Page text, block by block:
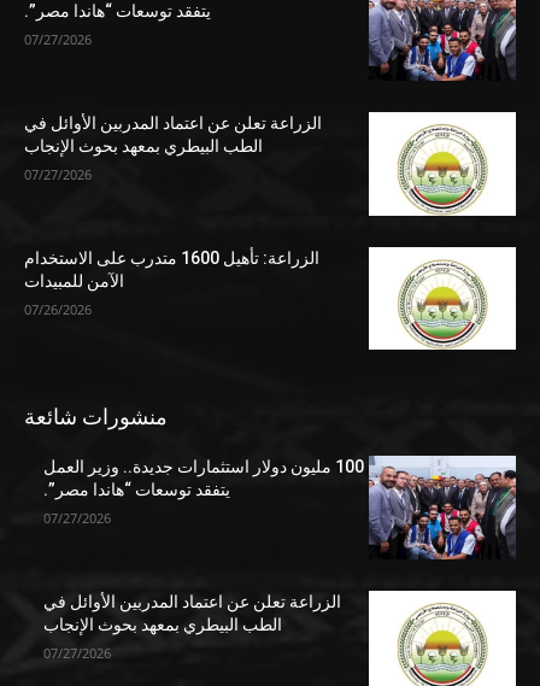
يتفقد توسعات “هاندا مصر”.
07/27/2026
الزراعة تعلن عن اعتماد المدربين الأوائل في
الطب البيطري بمعهد بحوث الإنجاب
07/27/2026
الزراعة: تأهيل 1600 متدرب على الاستخدام
الآمن للمبيدات
07/26/2026
منشورات شائعة
100 مليون دولار استثمارات جديدة.. وزير العمل
يتفقد توسعات “هاندا مصر”.
07/27/2026
الزراعة تعلن عن اعتماد المدربين الأوائل في
الطب البيطري بمعهد بحوث الإنجاب
07/27/2026